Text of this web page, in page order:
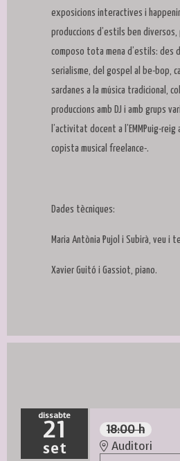
exposicions interactives i
produccions d’estils ben
composo tota mena d’estils: des
serialisme, del gospel al be-bop,
sardanes a la música tradicional,
produccions amb DJ i amb grups
l’activitat docent a l’EMMPuig-reig
copista musical freelance-.
Dades tècniques:
Maria Antònia Pujol i Subirà, veu i
Xavier Guitó i Gassiot, piano.
dissabte
21
set
18:00 h
Auditori